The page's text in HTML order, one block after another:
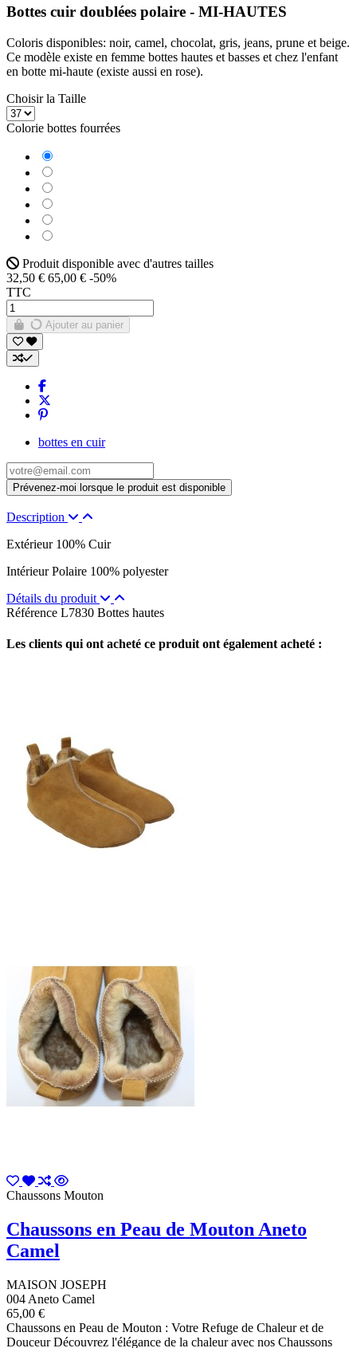
Bottes cuir doublées polaire - MI-HAUTES
Coloris disponibles: noir, camel, chocolat, gris, jeans, prune et beige.
Ce modèle existe en femme bottes hautes et basses et chez l'enfant
en botte mi-haute (existe aussi en rose).
Choisir la Taille
Colorie bottes fourrées
Produit disponible avec d'autres tailles
32,50 € 65,00 € -50%
TTC
Ajouter au panier
bottes en cuir
Description
Extérieur 100% Cuir
Intérieur Polaire 100% polyester
Détails du produit
Référence L7830 Bottes hautes
Les clients qui ont acheté ce produit ont également acheté :
Chaussons Mouton
Chaussons en Peau de Mouton Aneto
Camel
MAISON JOSEPH
004 Aneto Camel
65,00 €
Chaussons en Peau de Mouton : Votre Refuge de Chaleur et de
Douceur Découvrez l'élégance de la chaleur avec nos Chaussons